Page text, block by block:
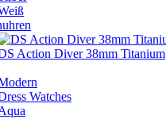
Action Diver 38mm Titanium
Watches